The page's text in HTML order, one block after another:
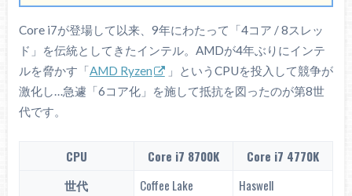
Core i7が登場して以来、9年にわたって「4コア / 8スレッ
ド」を伝統としてきたインテル。AMDが4年ぶりにインテ
ルを脅かす「AMD Ryzen
」というCPUを投入して競争が
激化し…急遽「6コア化」を施して抵抗を図ったのが第8世
代です。
CPU Core i7 8700K
Core i7 4770K
世代
Coffee Lake
Haswell